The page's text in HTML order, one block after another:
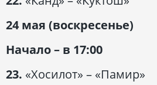
24 мая (воскресенье)
Начало – в 17:00
23. «Хосилот» – «Памир»